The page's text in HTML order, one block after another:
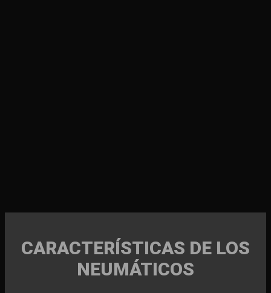
CARACTERÍSTICAS DE LOS
NEUMÁTICOS